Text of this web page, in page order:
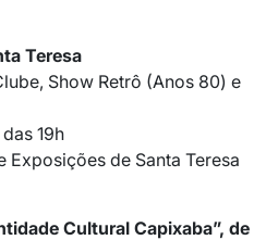
Teresa
Show Retrô (Anos 80) e
19h
Exposições de Santa Teresa
Cultural Capixaba”, de